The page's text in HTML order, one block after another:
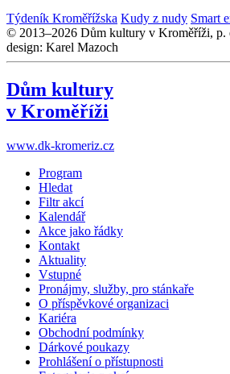
Týdeník Kroměřížska Kudy z nudy Smart
© 2013–2026 Dům kultury v Kroměříži, p.
design: Karel Mazoch
Dům kultury
v Kroměříži
www.dk-kromeriz.cz
Program
Hledat
Filtr akcí
Kalendář
Akce jako řádky
Kontakt
Aktuality
Vstupné
Pronájmy, služby, pro stánkaře
O příspěvkové organizaci
Kariéra
Obchodní podmínky
Dárkové poukazy
Prohlášení o přístupnosti